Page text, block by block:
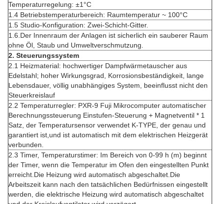
Temperaturregelung: ±1°C
1.4 Betriebstemperaturbereich: Raumtemperatur ~ 100°C
1.5 Studio-Konfiguration: Zwei-Schicht-Gitter.
1.6.Der Innenraum der Anlagen ist sicherlich ein sauberer Raum
ohne Öl, Staub und Umweltverschmutzung.
2. Steuerungssystem
2.1 Heizmaterial: hochwertiger Dampfwärmetauscher aus
Edelstahl; hoher Wirkungsgrad, Korrosionsbeständigkeit, lange
Lebensdauer, völlig unabhängiges System, beeinflusst nicht den
Steuerkreislauf
2.2 Temperaturregler: PXR-9 Fuji Mikrocomputer automatischer
Berechnungssteuerung Einstufen-Steuerung + Magnetventil * 1
Satz, der Temperatursensor verwendet K-TYPE, der genau und
garantiert ist,und ist automatisch mit dem elektrischen Heizgerät
verbunden.
2.3 Timer, Temperaturstimer: Im Bereich von 0-99 h (m) beginnt
der Timer, wenn die Temperatur im Ofen den eingestellten Punkt
erreicht.Die Heizung wird automatisch abgeschaltet.Die
Arbeitszeit kann nach den tatsächlichen Bedürfnissen eingestellt
werden, die elektrische Heizung wird automatisch abgeschaltet